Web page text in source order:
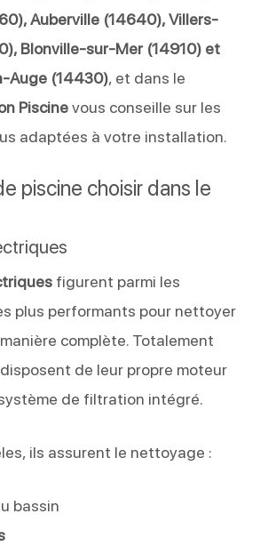
Auberville (14640), Villers-
Blonville-sur-Mer (14910) et
Auge (14430), et dans le
Piscinevous conseille sur les
adaptées à votre installation.
piscine choisir dans le
figurent parmi les
plus performants pour nettoyer
complète. Totalement
de leur propre moteur
de filtration intégré.
ils assurent le nettoyage :
bassin